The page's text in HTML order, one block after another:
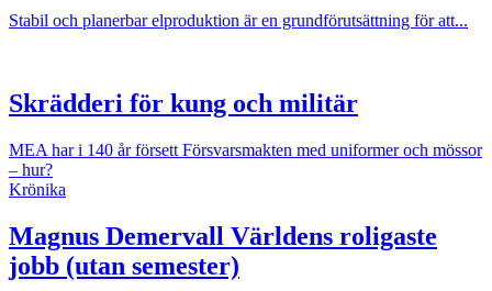
Stabil och planerbar elproduktion är en grundförutsättning för att...
Skrädderi för kung och militär
MEA har i 140 år försett Försvarsmakten med uniformer och mössor
– hur?
Krönika
Magnus Demervall Världens roligaste
jobb (utan semester)